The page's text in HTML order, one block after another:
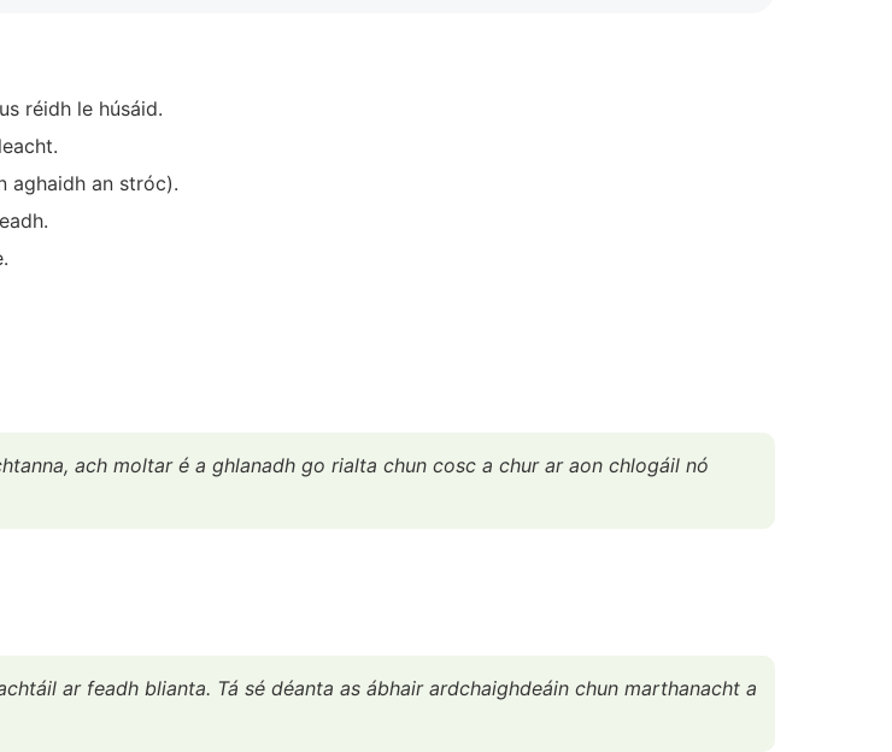
réidh le húsáid.
aghaidh an stróc).
ach moltar é a ghlanadh go rialta chun cosc a chur ar aon chlogáil nó
ar feadh blianta. Tá sé déanta as ábhair ardchaighdeáin chun marthanacht a